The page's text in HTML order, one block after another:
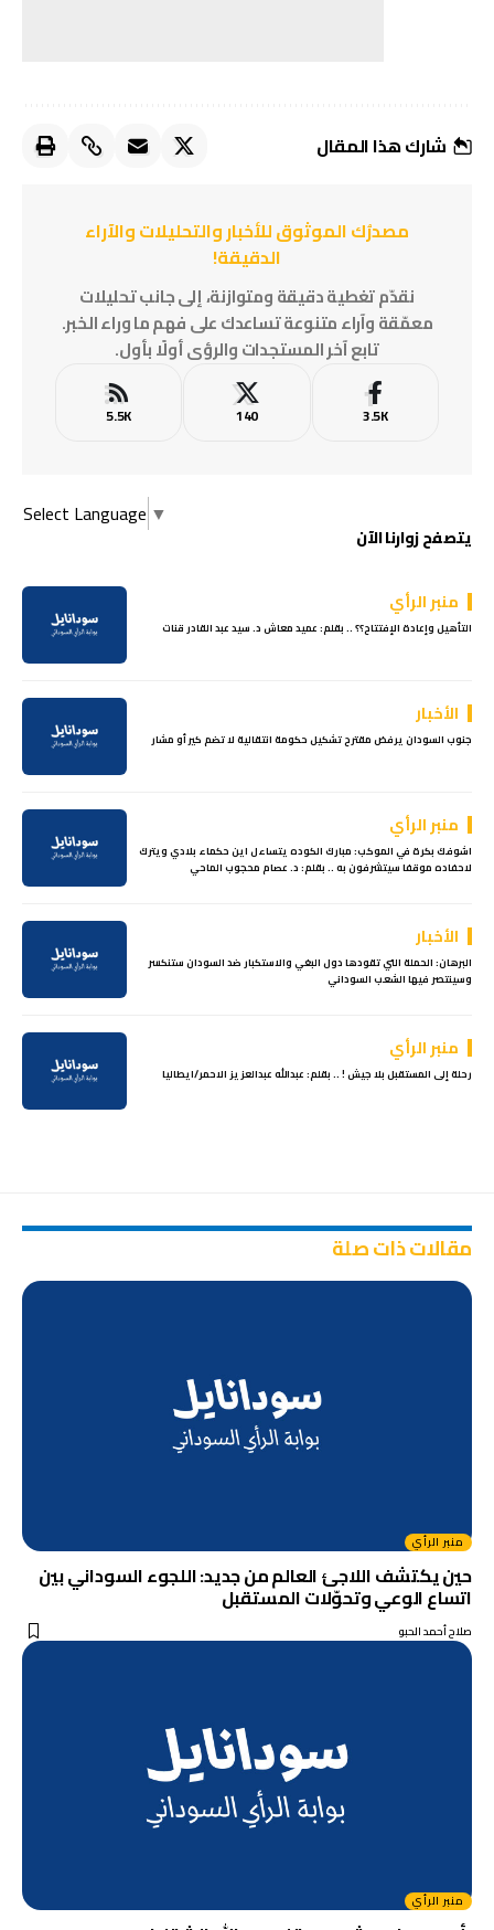
شارك هذا المقال
مصدرُك الموثوق للأخبار والتحليلات والآراء
الدقيقة!
نقدّم تغطية دقيقة ومتوازنة، إلى جانب تحليلات
معمّقة وآراء متنوعة تساعدك على فهم ما وراء الخبر.
تابع آخر المستجدات والرؤى أولًا بأول.
3.5K
140
5.5K
Select Language ▼
يتصفح زوارنا الآن
منبر الرأي
التأهيل وإعادة الإفتتاح؟؟ .. بقلم: عميد معاش د. سيد عبد القادر قنات
الأخبار
جنوب السودان يرفض مقترح تشكيل حكومة انتقالية لا تضم كير أو مشار
منبر الرأي
اشوفك بكرة في الموكب: مبارك الكوده يتساءل اين حكماء بلادي ويترك
لاحفاده موقفا سيتشرفون به .. بقلم: د. عصام محجوب الماحي
الأخبار
البرهان: الحملة التي تقودها دول البغي والاستكبار ضد السودان ستنكسر
وسينتصر فيها الشعب السوداني
منبر الرأي
رحلة إلى المستقبل بلا جيش ! .. بقلم: عبدالله عبدالعزيز الاحمر/ايطاليا
مقالات ذات صلة
منبر الرأي
حين يكتشف اللاجئ العالم من جديد: اللجوء السوداني بين
اتساع الوعي وتحوّلات المستقبل
صلاح أحمد الحبو
منبر الرأي